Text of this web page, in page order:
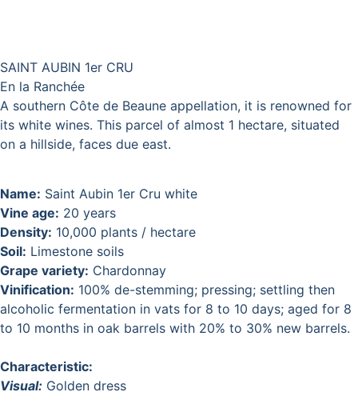
SAINT AUBIN 1er CRU
En la Ranchée
A southern Côte de Beaune appellation, it is renowned for
its white wines. This parcel of almost 1 hectare, situated
on a hillside, faces due east.
Name: Saint Aubin 1er Cru white
Vine age: 20 years
Density: 10,000 plants / hectare
Soil: Limestone soils
Grape variety: Chardonnay
Vinification: 100% de-stemming; pressing; settling then
alcoholic fermentation in vats for 8 to 10 days; aged for 8
to 10 months in oak barrels with 20% to 30% new barrels.
Characteristic:
Visual: Golden dress